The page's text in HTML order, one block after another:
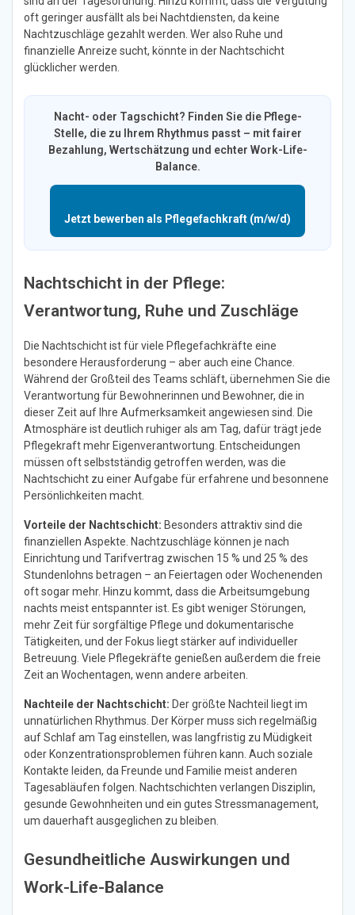
oft geringer ausfällt als bei Nachtdiensten, da keine
Nachtzuschläge gezahlt werden. Wer also Ruhe und
finanzielle Anreize sucht, könnte in der Nachtschicht
glücklicher werden.
Nacht- oder Tagschicht? Finden Sie die Pflege-
Stelle, die zu Ihrem Rhythmus passt – mit fairer
Bezahlung, Wertschätzung und echter Work-Life-
Balance.
Jetzt bewerben als Pflegefachkraft (m/w/d)
Nachtschicht in der Pflege:
Verantwortung, Ruhe und Zuschläge
Die Nachtschicht ist für viele Pflegefachkräfte eine
besondere Herausforderung – aber auch eine Chance.
Während der Großteil des Teams schläft, übernehmen Sie die
Verantwortung für Bewohnerinnen und Bewohner, die in
dieser Zeit auf Ihre Aufmerksamkeit angewiesen sind. Die
Atmosphäre ist deutlich ruhiger als am Tag, dafür trägt jede
Pflegekraft mehr Eigenverantwortung. Entscheidungen
müssen oft selbstständig getroffen werden, was die
Nachtschicht zu einer Aufgabe für erfahrene und besonnene
Persönlichkeiten macht.
Vorteile der Nachtschicht: Besonders attraktiv sind die
finanziellen Aspekte. Nachtzuschläge können je nach
Einrichtung und Tarifvertrag zwischen 15 % und 25 % des
Stundenlohns betragen – an Feiertagen oder Wochenenden
oft sogar mehr. Hinzu kommt, dass die Arbeitsumgebung
nachts meist entspannter ist. Es gibt weniger Störungen,
mehr Zeit für sorgfältige Pflege und dokumentarische
Tätigkeiten, und der Fokus liegt stärker auf individueller
Betreuung. Viele Pflegekräfte genießen außerdem die freie
Zeit an Wochentagen, wenn andere arbeiten.
Nachteile der Nachtschicht: Der größte Nachteil liegt im
unnatürlichen Rhythmus. Der Körper muss sich regelmäßig
auf Schlaf am Tag einstellen, was langfristig zu Müdigkeit
oder Konzentrationsproblemen führen kann. Auch soziale
Kontakte leiden, da Freunde und Familie meist anderen
Tagesabläufen folgen. Nachtschichten verlangen Disziplin,
gesunde Gewohnheiten und ein gutes Stressmanagement,
um dauerhaft ausgeglichen zu bleiben.
Gesundheitliche Auswirkungen und
Work-Life-Balance